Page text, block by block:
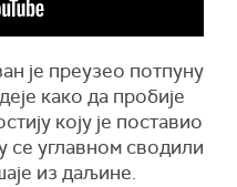
је преузео потпуну
како да пробије
коју је поставио
углавном сводили
из даљине.